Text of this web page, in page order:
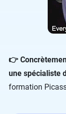
👉
une spécialiste
formation